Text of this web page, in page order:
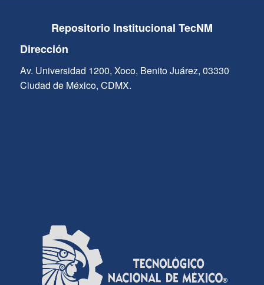
Repositorio Institucional TecNM
Dirección
Av. Universidad 1200, Xoco, Benito Juárez, 03330
Ciudad de México, CDMX.